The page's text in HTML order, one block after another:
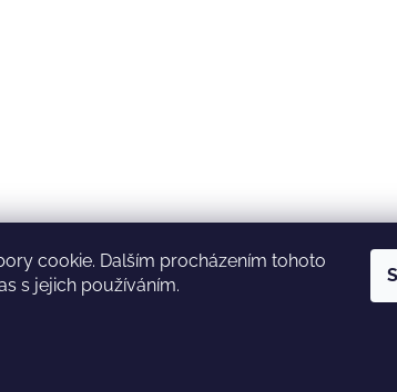
cookie. Dalším procházením tohoto
s jejich používáním.